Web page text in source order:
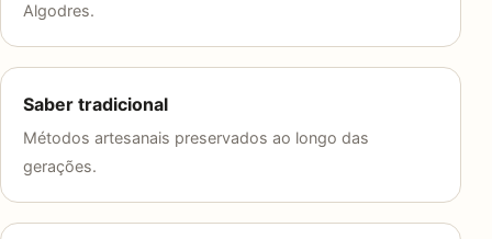
Algodres.
Saber tradicional
Métodos artesanais preservados ao longo das
gerações.